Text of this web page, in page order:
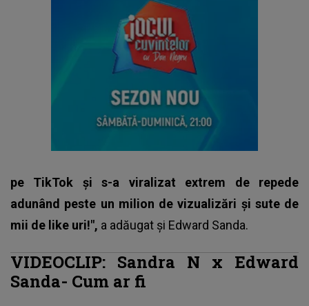
pe TikTok și s-a viralizat extrem de repede
adunând peste un milion de vizualizări și sute de
mii de like uri!", a adăugat și Edward Sanda.
VIDEOCLIP: Sandra N x Edward
Sanda- Cum ar fi